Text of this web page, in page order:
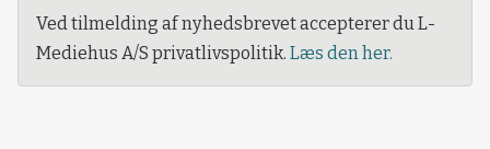
Ved tilmelding af nyhedsbrevet accepterer du L-
Mediehus A/S privatlivspolitik. Læs den her.